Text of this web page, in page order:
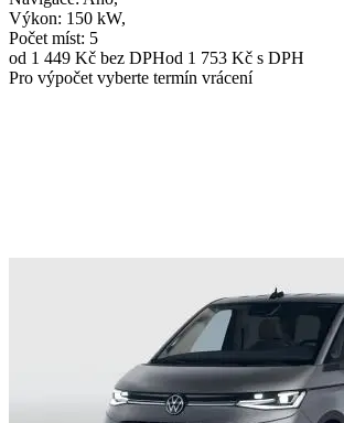
Výkon: 150 kW,
Počet míst: 5
od 1 449 Kč bez DPHod 1 753 Kč s DPH
Pro výpočet vyberte termín vrácení